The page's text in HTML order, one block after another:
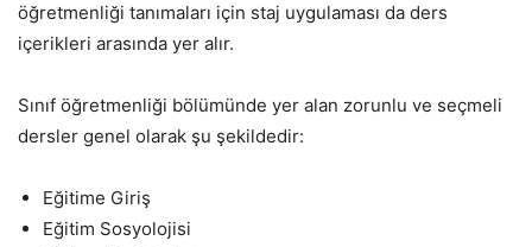
öğretmenliği tanımaları için staj uygulaması da ders
içerikleri arasında yer alır.
Sınıf öğretmenliği bölümünde yer alan zorunlu ve seçmeli
dersler genel olarak şu şekildedir:
Eğitime Giriş
Eğitim Sosyolojisi